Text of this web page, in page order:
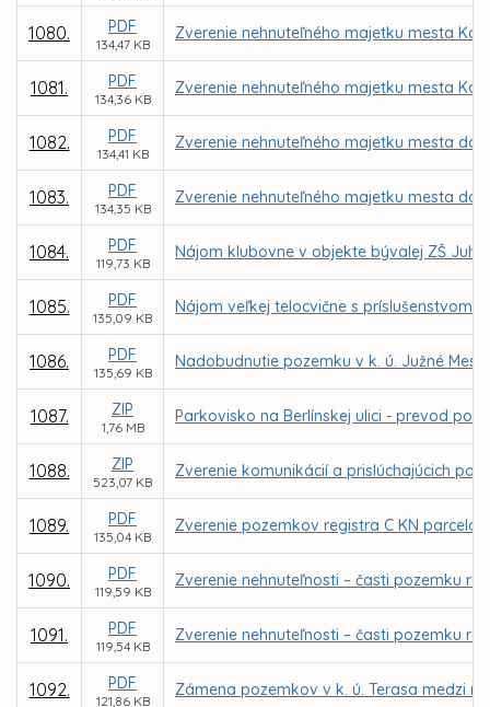
1080. PDF
134,47 KB
Zverenie nehnuteľného majetku mesta
1081. PDF
134,36 KB
Zverenie nehnuteľného majetku mesta
1082. PDF
134,41 KB
Zverenie nehnuteľného majetku mesta do
1083. PDF
134,35 KB
Zverenie nehnuteľného majetku mesta do
1084. PDF
119,73 KB
Nájom klubovne v objekte bývalej ZŠ
1085. PDF
135,09 KB
Nájom veľkej telocvične s príslušenstvom
1086. PDF
135,69 KB
Nadobudnutie pozemku v k. ú. Južné
1087. ZIP
1,76 MB
Parkovisko na Berlínskej ulici - prevod
1088. ZIP
523,07 KB
Zverenie komunikácií a prislúchajúcich
1089. PDF
135,04 KB
Zverenie pozemkov registra C KN parcela
1090. PDF
119,59 KB
Zverenie nehnuteľnosti – časti pozemku
1091. PDF
119,54 KB
Zverenie nehnuteľnosti – časti pozemku
1092. PDF
121,86 KB
Zámena pozemkov v k. ú. Terasa medzi